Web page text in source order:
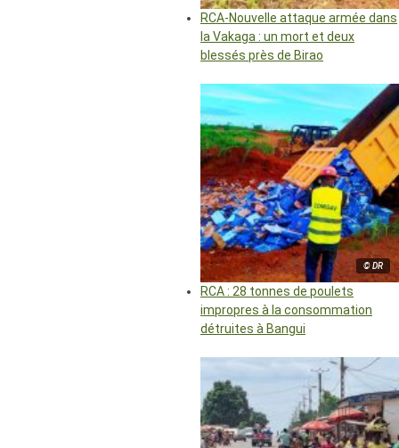
RCA-Nouvelle attaque armée dans
la Vakaga : un mort et deux
blessés près de Birao
© DR
RCA : 28 tonnes de poulets
impropres à la consommation
détruites à Bangui